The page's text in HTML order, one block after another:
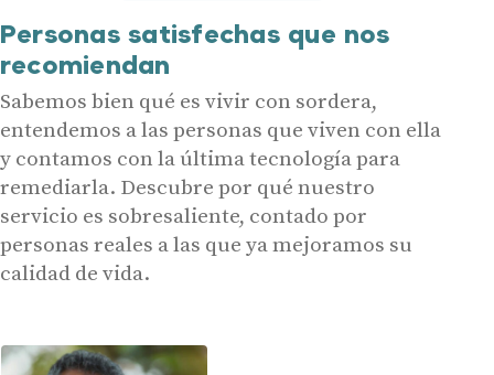
Personas satisfechas que nos
recomiendan
Sabemos bien qué es vivir con sordera,
entendemos a las personas que viven con ella
y contamos con la última tecnología para
remediarla. Descubre por qué nuestro
servicio es sobresaliente, contado por
personas reales a las que ya mejoramos su
calidad de vida.